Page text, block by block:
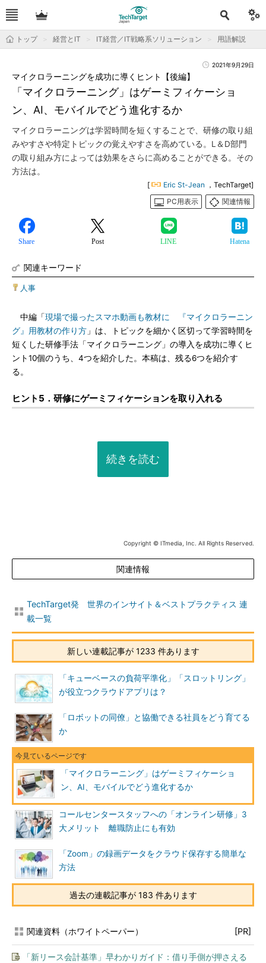
トップ 経営とIT IT経営／IT戦略系ソリューション 用語解説
2021年9月29日
「マイクロラーニング」はゲーミフィケーショ
ン、AI、モバイルでどう進化するか
マイクロラーニングを成功に導くヒント【後編】
マイクロラーニングは学習時間を短くすることで、研修の取り組
みやすさや特定トピックの覚えやすさを高めている。L＆D部門
の取り組み方によっては効果をさらに高めることができる。その
方法は。
[ Eric St-Jean ，TechTarget]
PC用表示
関連情報
Share Post LINE Hatena
関連キーワード
人事
中編「現場で撮ったスマホ動画も教材に 『マイクロラーニン
グ』用教材の作り方 」は、トピックを細かく区切って学習時間を
短くした研修手法「マイクロラーニング」の導入を成功に導くヒ
ント10個のうち、4つを紹介した。本稿は、残る6つを紹介す
る。
ヒント5．研修にゲーミフィケーションを取り入れる
続きを読む
Copyright © ITmedia, Inc. All Rights Reserved.
関連情報
TechTarget発 世界のインサイト＆ベストプラクティス 連
載一覧
新しい連載記事が 1233 件あります
「キューベースの負荷平準化」「スロットリング」
が役立つクラウドアプリは？
「ロボットの同僚」と協働できる社員をどう育てる
か
「マイクロラーニング」はゲーミフィケーショ
ン、AI、モバイルでどう進化するか
コールセンタースタッフへの「オンライン研修」3
大メリット 離職防止にも有効
「Zoom」の録画データをクラウド保存する簡単な
方法
過去の連載記事が 183 件あります
関連資料（ホワイトペーパー） [PR]
「新リース会計基準」早わかりガイド：借り手側が押さえる